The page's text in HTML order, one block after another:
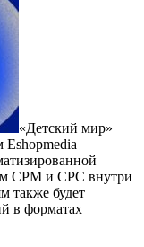
«Детский мир»
Eshopmedia
CPM и CPC внутри
также будет
в форматах